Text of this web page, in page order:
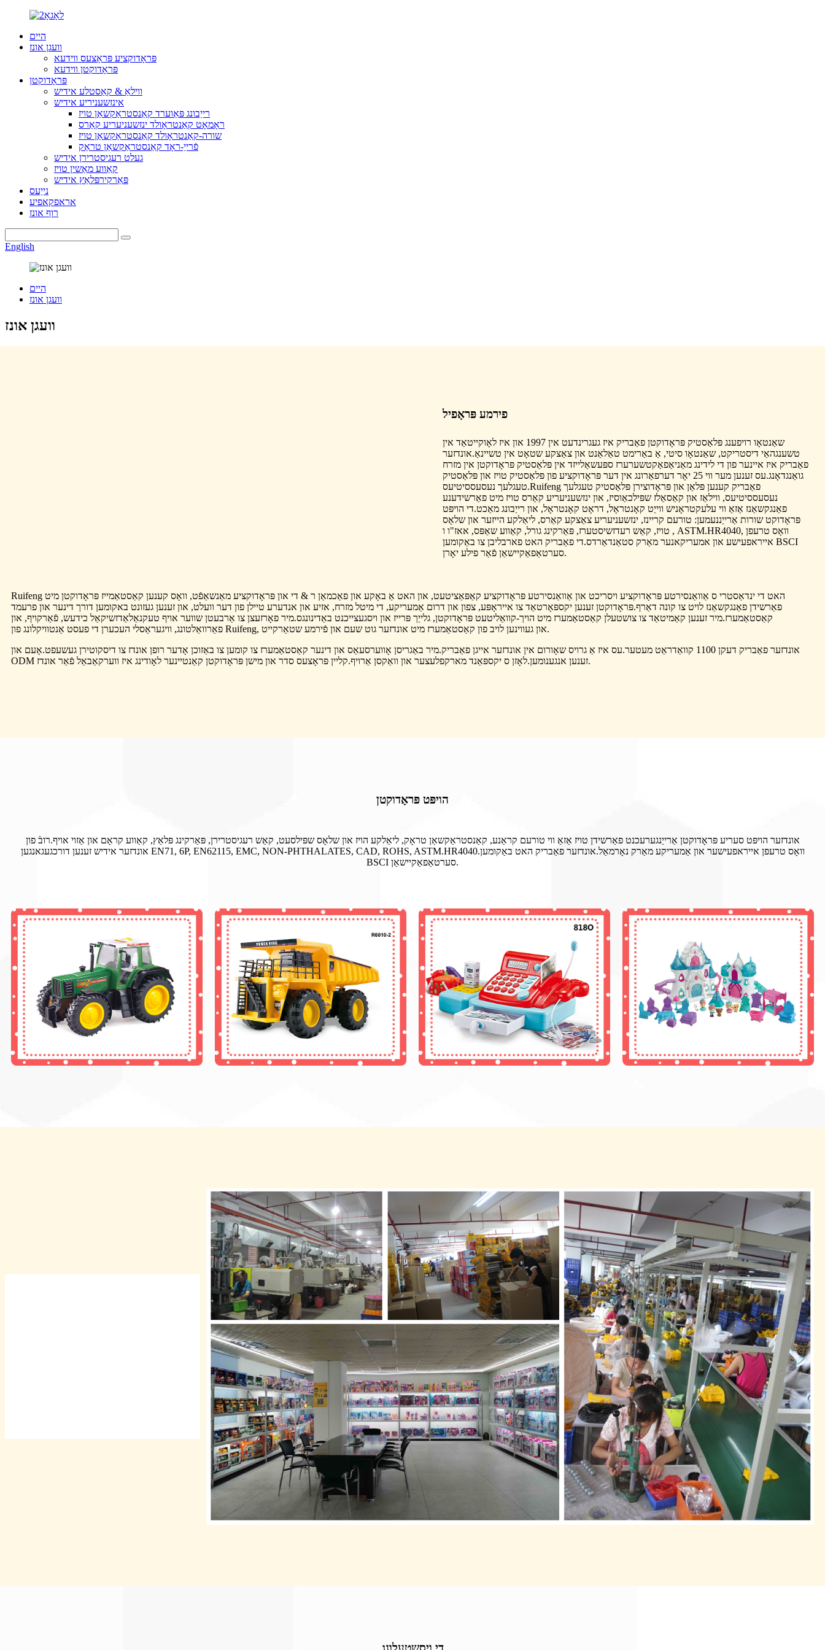
היים
וועגן אונז
פּראָדוקציע פּראָצעס ווידעא
פּראָדוקטן ווידעא
פּראָדוקטן
ווילאַ & קאַסטלע אידיש
אינזשעניריע אידיש
רייַבונג פּאַוערד קאַנסטראַקשאַן טויז
ראָמאָט קאַנטראָולד ינזשעניעריע קאַרס
שורה-קאַנטראָולד קאַנסטראַקשאַן טויז
פֿרייַ-ראָד קאַנסטראַקשאַן טראַק
געלט רעגיסטרירן אידיש
קאַווע מאַשין טויז
פּאַרקירפּלאַץ אידיש
נייַעס
אראפקאפיע
רוף אונז
English
היים
וועגן אונז
וועגן אונז
פירמע פּראָפיל
שאַנטאָו רויפענג פּלאַסטיק פּראָדוקטן פאַבריק איז געגרינדעט אין 1997 און איז לאָוקייטאַד אין
טשענגהאַי דיסטריקט, שאַנטאָו סיטי, אַ באַרימט טאַלאַנט און צאַצקע שטאָט אין טשיינאַ.אונדזער
פאַבריק איז איינער פון די לידינג מאַניאַפאַקטשערערז ספּעשאַלייזד אין פּלאַסטיק פּראָדוקטן אין מזרח
גואַנגדאָנג.עס זענען מער ווי 25 יאָר דערפאַרונג אין דער פּראָדוקציע פון ​​פּלאַסטיק טויז און פּלאַסטיק
טעגלעך נעסעססיטיעס.Ruifeng פאַבריק קענען פּלאַן און פּראָדוצירן פּלאַסטיק טעגלעך
נעסעססיטיעס, ווילאַז און קאַסאַלז שפּילכאַוסיז, און ינזשעניעריע קאַרס טויז מיט פאַרשידענע
פאַנגקשאַנז אַזאַ ווי עלעקטראָניש ווייַט קאָנטראָל, דראָט קאָנטראָל, און רייַבונג מאַכט.די הויפּט
פּראָדוקט שורות אַרייַננעמען: טורעם קריינז, ינזשעניעריע צאַצקע קאַרס, ליאַלקע הייזער און שלאָס
טויז, קאַש רעדזשיסטערז, פּאַרקינג גורל, קאַווע שאַפּס, אאז"ו ו , ASTM.HR4040, וואָס טרעפן
אייראפעישע און אמעריקאנער מאַרק סטאַנדאַרדס.די פאַבריק האט פארבליבן צו באַקומען BSCI
סערטאַפאַקיישאַן פֿאַר פילע יאָרן.
Ruifeng האט די ינדאַסטרי ס אַוואַנסירטע פּראָדוקציע ויסריכט און אַוואַנסירטע פּראָדוקציע קאַפּאַציטעט, און האט אַ באָקע און פאַכמאַן ר & די און פּראָדוקציע מאַנשאַפֿט, וואָס קענען קאַסטאַמייז פּראָדוקטן מיט
פאַרשידן פאַנגקשאַנז לויט צו קונה דאַרף.פּראָדוקטן זענען יקספּאָרטאַד צו אייראָפּע, צפון און דרום אַמעריקע, די מיטל מזרח, אזיע און אנדערע טיילן פון דער וועלט, און זענען געזונט באקומען דורך דינער און פרעמד
קאַסטאַמערז.מיר זענען קאַמיטאַד צו צושטעלן קאַסטאַמערז מיט הויך-קוואַליטעט פּראָדוקטן, גלייַך פּרייז און ויסגעצייכנט באַדינונגס.מיר פאָרזעצן צו אַרבעטן שווער אויף טעקנאַלאַדזשיקאַל כידעש, פֿאַרקויף, און
פאַרוואַלטונג, וויגעראַסלי העכערן די פעסט אַנטוויקלונג פון Ruifeng, און געווינען לויב פון קאַסטאַמערז מיט אונדזער גוט שעם און פֿירמע שטאַרקייט.
אונדזער פאַבריק דעקן 1100 קוואַדראַט מעטער.עס איז אַ גרויס שאָורום אין אונדזער אייגן פאַבריק.מיר באַגריסן אָווערסעאַס און דינער קאַסטאַמערז צו קומען צו באַזוכן אָדער רופן אונדז צו דיסקוטירן געשעפט.אָעם און
ODM זענען אנגענומען.לאָזן ס יקספּאַנד מארקפלעצער און וואַקסן אַרויף.קליין פּראָצעס סדר און מישן פּראָדוקטן קאַנטיינער לאָודינג איז ווערקאַבאַל פֿאַר אונדז.
הויפּט פּראָדוקטן
אונדזער הויפּט סעריע פּראָדוקטן אַרייַנגערעכנט פאַרשידן טויז אַזאַ ווי טורעם קראַנע, קאַנסטראַקשאַן טראָק, ליאַלקע הויז און שלאָס שפּילסעט, קאַש רעגיסטרירן, פּאַרקינג פּלאַץ, קאַווע קראָם און אַזוי אויף.רובֿ פון
אונדזער אידיש זענען דורכגעגאנגען EN71, 6P, EN62115, EMC, NON-PHTHALATES, CAD, ROHS, ASTM.HR4040.וואָס טרעפן אייראפעישער און אַמעריקע מאַרק נאָרמאַל.אונדזער פאַבריק האט באַקומען
BSCI סערטאַפאַקיישאַן.